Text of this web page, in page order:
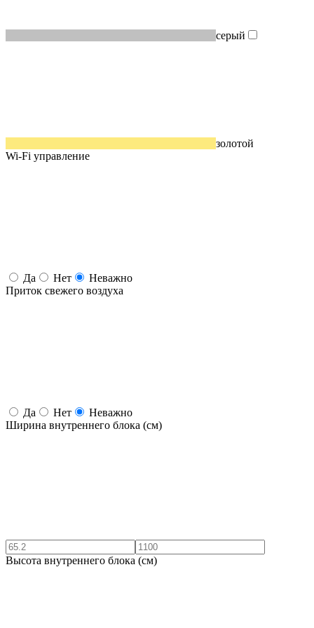
серый
золотой
Wi-Fi управление
Да Нет
Неважно
Приток свежего воздуха
Да Нет
Неважно
Ширина внутреннего блока (см)
Высота внутреннего блока (см)